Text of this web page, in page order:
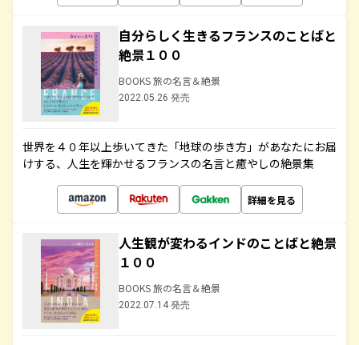
自分らしく生きるフランスのことばと
絶景１００
BOOKS 旅の名言＆絶景
2022.05.26 発売
世界を４０年以上歩いてきた「地球の歩き方」があなたにお届
けする、人生を輝かせるフランスの名言と癒やしの絶景集
詳細を見る
人生観が変わるインドのことばと絶景
１００
BOOKS 旅の名言＆絶景
2022.07.14 発売